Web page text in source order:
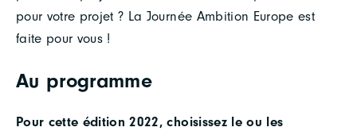
pour votre projet ? La Journée Ambition Europe est
faite pour vous !
Au programme
Pour cette édition 2022, choisissez le ou les